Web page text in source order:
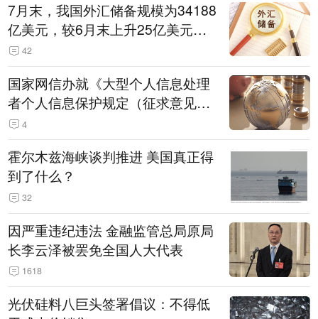
7月末，我国外汇储备规模为34188
亿美元，较6月末上升25亿美元，
升幅为0.07%
42
国家网信办就《大型个人信息处理
者个人信息保护规定（征求意见
稿）》公开征求意见
4
霍尔木兹海峡谈判推进 美国真正得
到了什么？
32
因严重违纪违法 金融监管总局原局
长李云泽被罢免全国人大代表
1618
光伏硅料八巨头签署倡议：不得低